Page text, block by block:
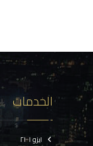
الخدمات
ايزو ٢١٠٠١